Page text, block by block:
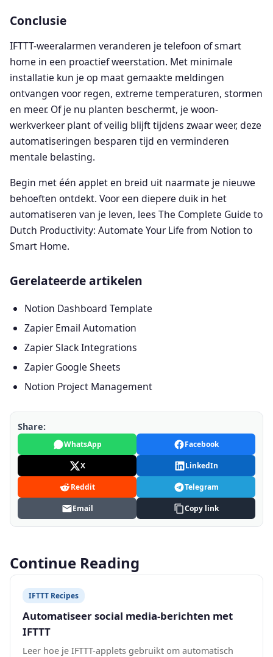
Conclusie
IFTTT-weeralarmen veranderen je telefoon of smart
home in een proactief weerstation. Met minimale
installatie kun je op maat gemaakte meldingen
ontvangen voor regen, extreme temperaturen, stormen
en meer. Of je nu planten beschermt, je woon-
werkverkeer plant of veilig blijft tijdens zwaar weer, deze
automatiseringen besparen tijd en verminderen
mentale belasting.
Begin met één applet en breid uit naarmate je nieuwe
behoeften ontdekt. Voor een diepere duik in het
automatiseren van je leven, lees The Complete Guide to
Dutch Productivity: Automate Your Life from Notion to
Smart Home.
Gerelateerde artikelen
Notion Dashboard Template
Zapier Email Automation
Zapier Slack Integrations
Zapier Google Sheets
Notion Project Management
Share:
WhatsApp Facebook
X LinkedIn
Reddit Telegram
Email Copy link
Continue Reading
IFTTT Recipes
Automatiseer social media-berichten met
IFTTT
Leer hoe je IFTTT-applets gebruikt om automatisch